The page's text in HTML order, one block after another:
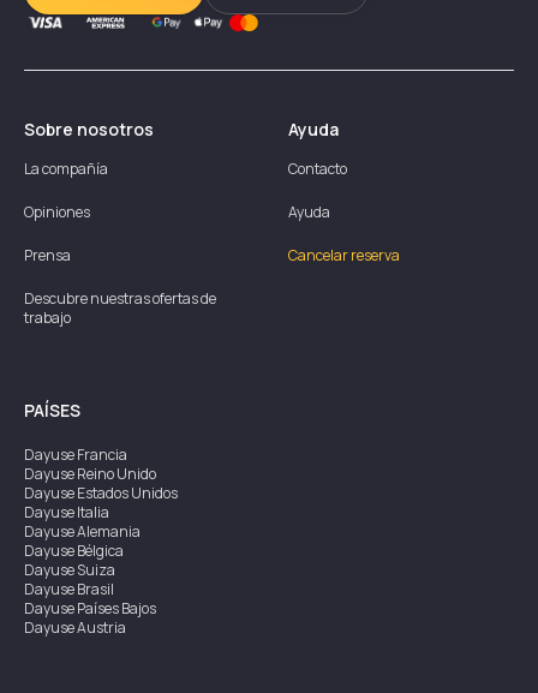
Sobre nosotros
La compañía
Opiniones
Prensa
Descubre nuestras ofertas de
trabajo
Ayuda
Contacto
Ayuda
Cancelar reserva
PAÍSES
DayuseFrancia
DayuseReino Unido
DayuseEstados Unidos
DayuseItalia
DayuseAlemania
DayuseBélgica
DayuseSuiza
DayuseBrasil
DayusePaíses Bajos
DayuseAustria